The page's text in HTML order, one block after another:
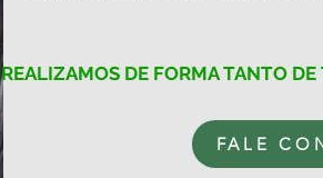
REALIZAMOS DE FORMA TANTO
FALE